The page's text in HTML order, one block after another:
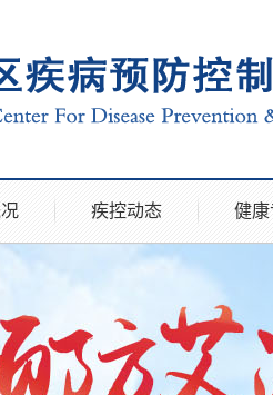
疾控动态 健康